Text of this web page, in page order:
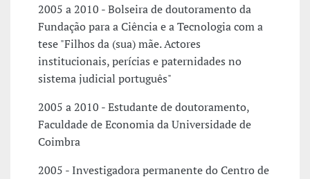
2005 a 2010 - Bolseira de doutoramento da
Fundação para a Ciência e a Tecnologia com a
tese "Filhos da (sua) mãe. Actores
institucionais, perícias e paternidades no
sistema judicial português"
2005 a 2010 - Estudante de doutoramento,
Faculdade de Economia da Universidade de
Coimbra
2005 - Investigadora permanente do Centro de